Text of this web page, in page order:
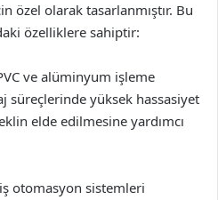
özel olarak tasarlanmıştır. Bu
özelliklere sahiptir:
ve alüminyum işleme
süreçlerinde yüksek hassasiyet
elde edilmesine yardımcı
otomasyon sistemleri